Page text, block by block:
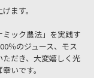
ます。
ック農法」を実践す
％のジュース、モス
ただき、大変嬉しく光
いです。